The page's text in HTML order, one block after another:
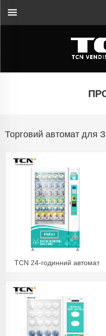
Торговий автомат для
TCN 24-годинний автомат
хірургічних масок для
обличчя
торгового